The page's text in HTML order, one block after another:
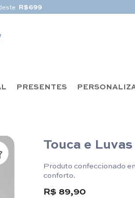
R$699
PRESENTES
Touca e
Produto confeccionado
conforto.
R$ 89,90